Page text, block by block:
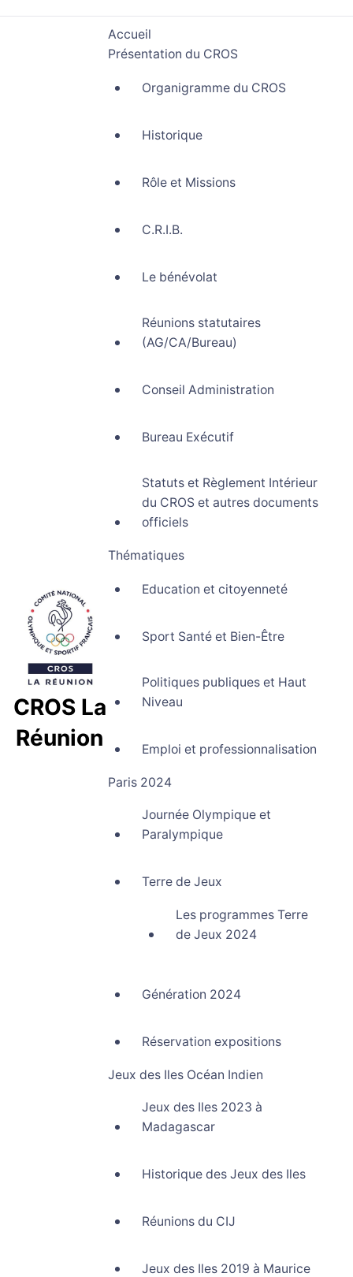
CROS La
Réunion
Accueil
Présentation du CROS
Organigramme du CROS
Historique
Rôle et Missions
C.R.I.B.
Le bénévolat
Réunions statutaires
(AG/CA/Bureau)
Conseil Administration
Bureau Exécutif
Statuts et Règlement Intérieur
du CROS et autres documents
officiels
Thématiques
Education et citoyenneté
Sport Santé et Bien-Être
Politiques publiques et Haut
Niveau
Emploi et professionnalisation
Paris 2024
Journée Olympique et
Paralympique
Terre de Jeux
Les programmes Terre
de Jeux 2024
Génération 2024
Réservation expositions
Jeux des Iles Océan Indien
Jeux des Iles 2023 à
Madagascar
Historique des Jeux des Iles
Réunions du CIJ
Jeux des Iles 2019 à Maurice